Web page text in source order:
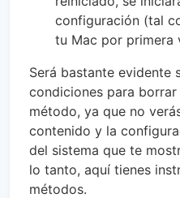
configuración (tal
tu Mac por primera
Será bastante evidente
condiciones para
método, ya que no
contenido y la
del sistema que te
lo tanto, aquí tienes
métodos.